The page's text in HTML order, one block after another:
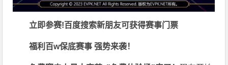
立即参赛!百度搜索新朋友可获得赛事门票
福利 百w保底赛事 强势来袭！